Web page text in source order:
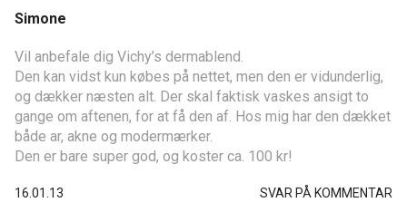
Simone
Vil anbefale dig Vichy’s dermablend.
Den kan vidst kun købes på nettet, men den er vidunderlig,
og dækker næsten alt. Der skal faktisk vaskes ansigt to
gange om aftenen, for at få den af. Hos mig har den dækket
både ar, akne og modermærker.
Den er bare super god, og koster ca. 100 kr!
16.01.13 SVAR PÅ KOMMENTAR